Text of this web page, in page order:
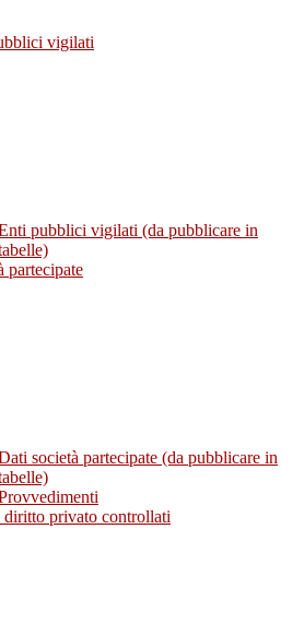
vigilati
pubblici vigilati (da pubblicare in
partecipate
società partecipate (da pubblicare in
privato controllati